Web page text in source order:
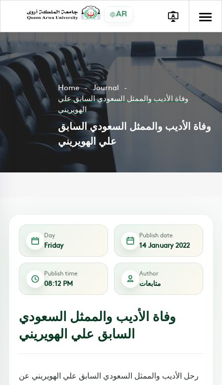
AR
Home
Journal
وفاة الأديب والممثل السعودي السابق علي
الهويريني
وفاة الأديب والممثل السعودي السابق
علي الهويريني
Day
Friday
Publish date
14 January 2022
Publish time
08:12 PM
Author
متابعات
وفاة الأديب والممثل السعودي
السابق علي الهويريني
رحل الأديب والممثل السعودي السابق علي الهويريني عن